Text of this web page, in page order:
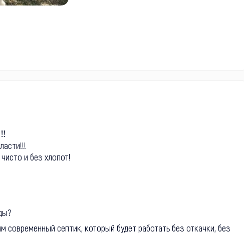
и без хлопот!
современный септик, который будет работать без откачки, без